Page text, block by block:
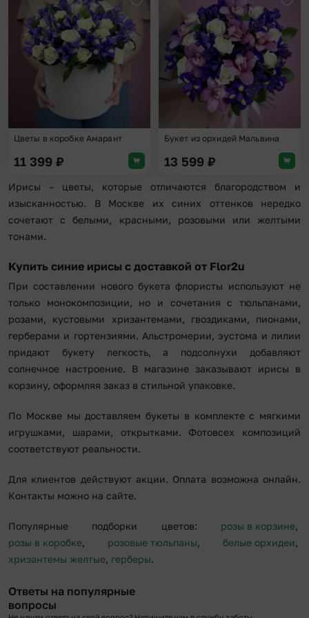
Добавить в избранное
Цветы в коробке Амарант
11 399 ₽
Букет из орхидей Мальвина
13 599 ₽
Ирисы – цветы, которые отличаются благородством и
изысканностью. В Москве их синих оттенков нередко
сочетают с белыми, красными, розовыми или желтыми
тонами.
Купить синие ирисы с доставкой от Flor2u
При составлении нового букета флористы используют не
только монокомпозиции, но и сочетания с тюльпанами,
розами, кустовыми хризантемами, гвоздиками, пионами,
герберами и гортензиями. Альстромерии, эустома и лилии
придают букету легкость, а подсолнухи добавляют
солнечное настроение. В магазине заказывают ирисы в
корзину, оформляя заказ в стильной упаковке.
По Москве мы доставляем букеты в комплекте с мягкими
игрушками, шарами, открытками. Фотовсех композиций
соответствуют реальности.
Для клиентов действуют акции. Оплата возможна онлайн.
Контакты можно на сайте.
Популярные подборки цветов: розы в корзине,
розы в коробке, розовые тюльпаны, белые орхидеи,
хризантемы желтые, герберы.
Ответы на популярные
вопросы